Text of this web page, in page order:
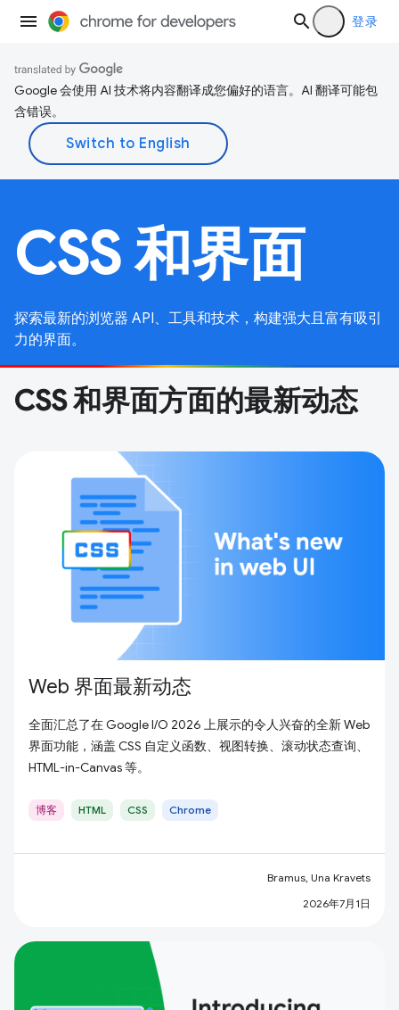
登录
Google 会使用 AI 技术将内容翻译成您偏好的语言。AI 翻译可能包
含错误。
CSS 和界面
探索最新的浏览器 API、工具和技术，构建强大且富有吸引
力的界面。
CSS 和界面方面的最新动态
Web 界面最新动态
全面汇总了在 Google I/O 2026 上展示的令人兴奋的全新 Web
界面功能，涵盖 CSS 自定义函数、视图转换、滚动状态查询、
HTML-in-Canvas 等。
博客 HTML CSS Chrome
Bramus, Una Kravets
2026年7月1日